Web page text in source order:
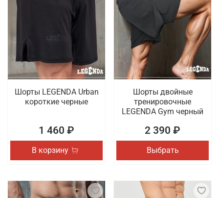
Шорты LEGENDA Urban
короткие черные
1 460 ₽
В корзину
Шорты двойные
тренировочные
LEGENDA Gym черный
2 390 ₽
Выбрать